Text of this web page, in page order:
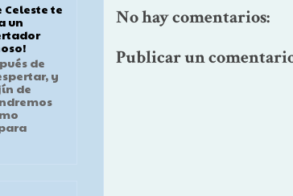
No hay comentarios:
Publicar un
Celeste te
un
de
y
de